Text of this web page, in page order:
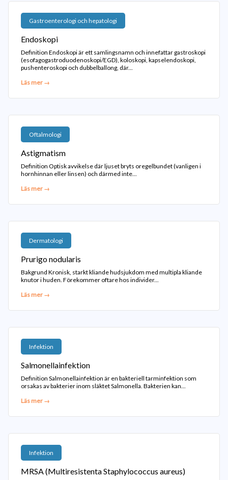
Gastroenterologi och hepatologi
Endoskopi
Definition Endoskopi är ett samlingsnamn och innefattar gastroskopi
(esofagogastroduodenoskopi/EGD), koloskopi, kapselendoskopi,
pushenteroskopi och dubbelballong, där...
Läs mer →
Oftalmologi
Astigmatism
Definition Optisk avvikelse där ljuset bryts oregelbundet (vanligen i
hornhinnan eller linsen) och därmed inte...
Läs mer →
Dermatologi
Prurigo nodularis
Bakgrund Kronisk, starkt kliande hudsjukdom med multipla kliande
knutor i huden. Förekommer oftare hos individer...
Läs mer →
Infektion
Salmonellainfektion
Definition Salmonellainfektion är en bakteriell tarminfektion som
orsakas av bakterier inom släktet Salmonella. Bakterien kan...
Läs mer →
Infektion
MRSA (Multiresistenta Staphylococcus aureus)